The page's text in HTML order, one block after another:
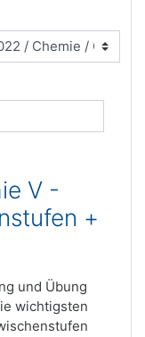
V -
+
und Übung
wichtigsten